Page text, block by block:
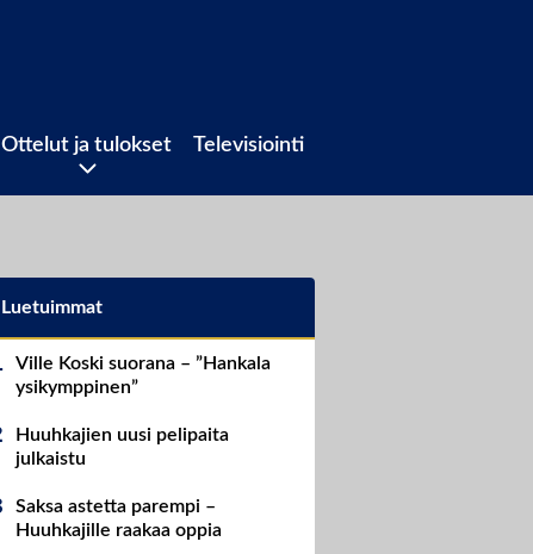
Ottelut ja tulokset Televisiointi
Luetuimmat
Ville Koski suorana – ”Hankala
ysikymppinen”
Huuhkajien uusi pelipaita
julkaistu
Saksa astetta parempi –
Huuhkajille raakaa oppia